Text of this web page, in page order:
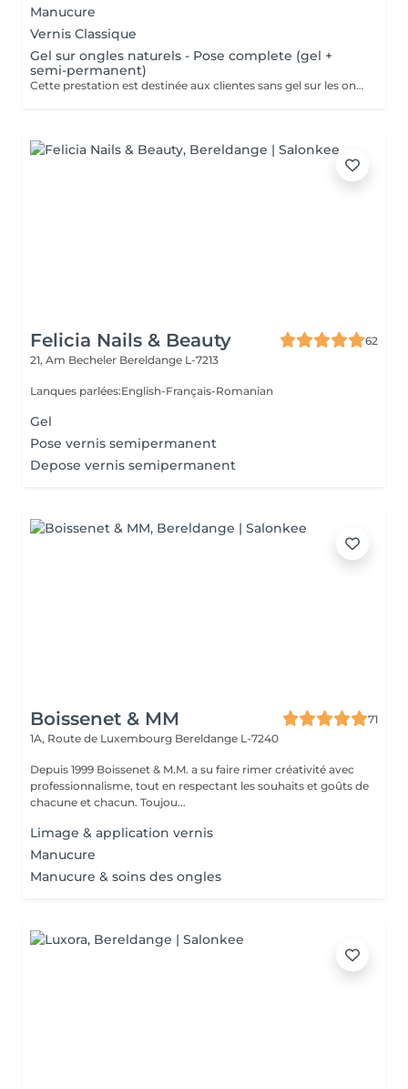
Manucure
Vernis Classique
Gel sur ongles naturels - Pose complete (gel +
semi-permanent)
Cette prestation est destinée aux clientes sans gel sur les ongles. Application du gel sur ongles naturels avec finition en vernis semi-permanent. Ne convient pas pour une correction.
Felicia Nails & Beauty
62
21, Am Becheler Bereldange L-7213
Lanques parlées:English-Français-Romanian
Gel
Pose vernis semipermanent
Depose vernis semipermanent
Boissenet & MM
71
1A, Route de Luxembourg Bereldange L-7240
Depuis 1999 Boissenet & M.M. a su faire rimer créativité avec
professionnalisme, tout en respectant les souhaits et goûts de
chacune et chacun. Toujou...
Limage & application vernis
Manucure
Manucure & soins des ongles